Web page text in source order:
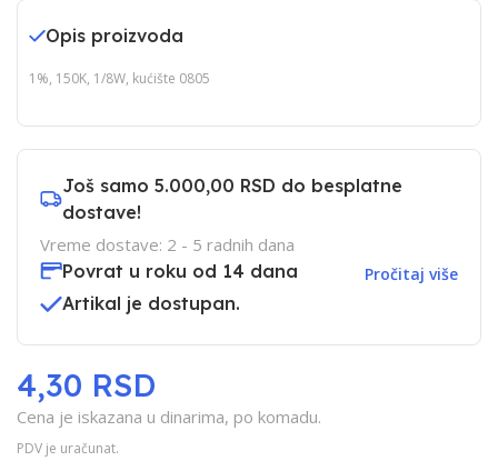
Opis proizvoda
1%, 150K, 1/8W, kućište 0805
Još samo 5.000,00 RSD do besplatne
dostave!
Vreme dostave: 2 - 5 radnih dana
Povrat u roku od 14 dana
Pročitaj više
Artikal je dostupan.
Cena je iskazana u dinarima, po komadu.
PDV je uračunat.
4,30 RSD